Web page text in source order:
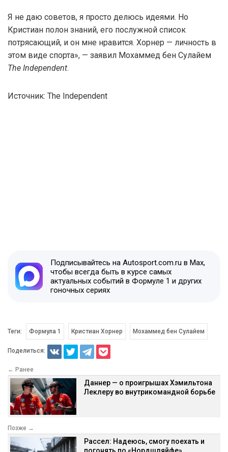
Я не даю советов, я просто делюсь идеями. Но
Кристиан полон знаний, его послужной список
потрясающий, и он мне нравится. Хорнер — личность в
этом виде спорта», — заявил Мохаммед бен Сулайем
The Independent.
Источник: The Independent
Подписывайтесь на Autosport.com.ru в Max,
чтобы всегда быть в курсе самых
актуальных событий в Формуле 1 и других
гоночных сериях
Теги: Формула 1 Кристиан Хорнер Мохаммед бен Сулайем
Поделиться:
← Ранее
Даннер — о проигрышах Хэмильтона
Леклеру во внутрикомандной борьбе
Позже →
Рассел: Надеюсь, смогу поехать и
погонять по «Нордшляйфе»